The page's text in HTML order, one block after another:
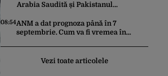
Arabia Saudită și Pakistanul
apărare
08:54ANM a dat prognoza până în 7
septembrie. Cum va fi vremea în
Vezi toate articolele